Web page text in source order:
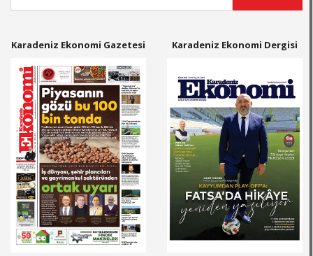
Karadeniz Ekonomi Gazetesi Karadeniz Ekonomi Dergisi